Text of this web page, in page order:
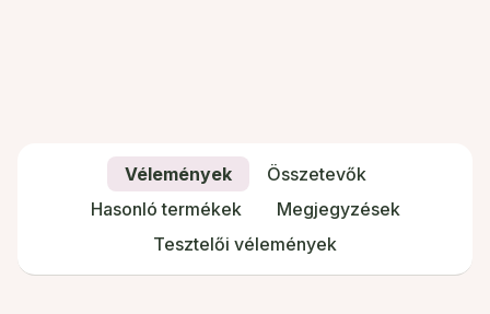
Vélemények
Összetevők
Hasonló termékek
Megjegyzések
Tesztelői vélemények